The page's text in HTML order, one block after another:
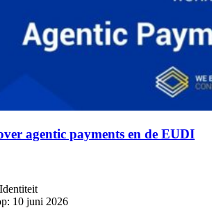
agentic payments en de EUDI
10 juni 2026